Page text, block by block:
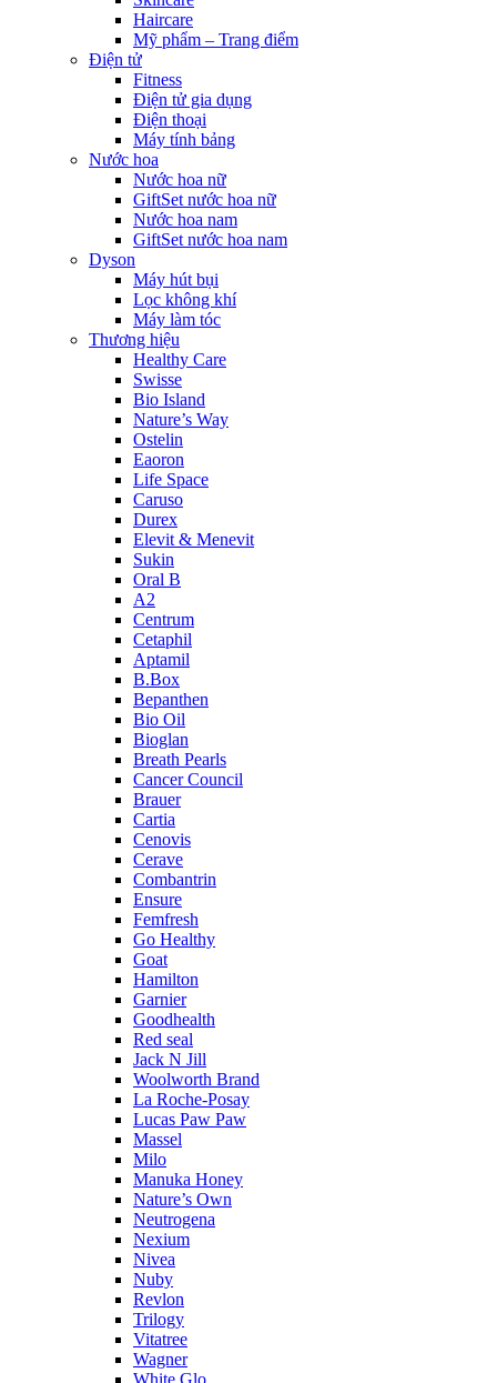
Haircare
Mỹ phẩm – Trang điểm
Điện tử
Fitness
Điện tử gia dụng
Điện thoại
Máy tính bảng
Nước hoa
Nước hoa nữ
GiftSet nước hoa nữ
Nước hoa nam
GiftSet nước hoa nam
Dyson
Máy hút bụi
Lọc không khí
Máy làm tóc
Thương hiệu
Healthy Care
Swisse
Bio Island
Nature’s Way
Ostelin
Eaoron
Life Space
Caruso
Durex
Elevit & Menevit
Sukin
Oral B
A2
Centrum
Cetaphil
Aptamil
B.Box
Bepanthen
Bio Oil
Bioglan
Breath Pearls
Cancer Council
Brauer
Cartia
Cenovis
Cerave
Combantrin
Ensure
Femfresh
Go Healthy
Goat
Hamilton
Garnier
Goodhealth
Red seal
Jack N Jill
Woolworth Brand
La Roche-Posay
Lucas Paw Paw
Massel
Milo
Manuka Honey
Nature’s Own
Neutrogena
Nexium
Nivea
Nuby
Revlon
Trilogy
Vitatree
Wagner